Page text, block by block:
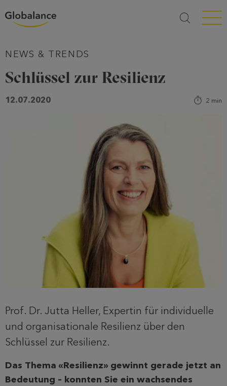
Menü
NEWS & TRENDS
Schlüssel zur Resilienz
12.07.2020 2 min
Prof. Dr. Jutta Heller, Expertin für individuelle
und organisationale Resilienz über den
Schlüssel zur Resilienz.
Das Thema «Resilienz» gewinnt gerade jetzt an
Bedeutung – konnten Sie ein wachsendes